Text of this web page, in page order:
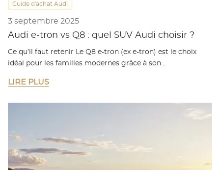
Guide d'achat Audi
3 septembre 2025
Audi e-tron vs Q8 : quel SUV Audi choisir ?
Ce qu’il faut retenir Le Q8 e-tron (ex e-tron) est le choix
idéal pour les familles modernes grâce à son…
LIRE PLUS